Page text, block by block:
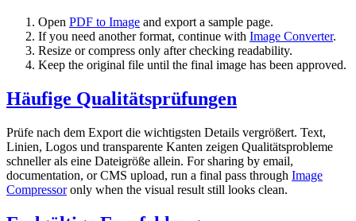
Open PDF to Image and export a sample page.
If you need another format, continue with Image Converter.
Resize or compress only after checking readability.
Keep the original file until the final image has been approved.
Häufige Qualitätsprüfungen
Prüfe nach dem Export die wichtigsten Details vergrößert. Text,
Linien, Logos und transparente Kanten zeigen Qualitätsprobleme
schneller als eine Dateigröße allein. For sharing by email,
documentation, or CMS upload, run a final pass through Image
Compressoronly when the visual result still looks clean.